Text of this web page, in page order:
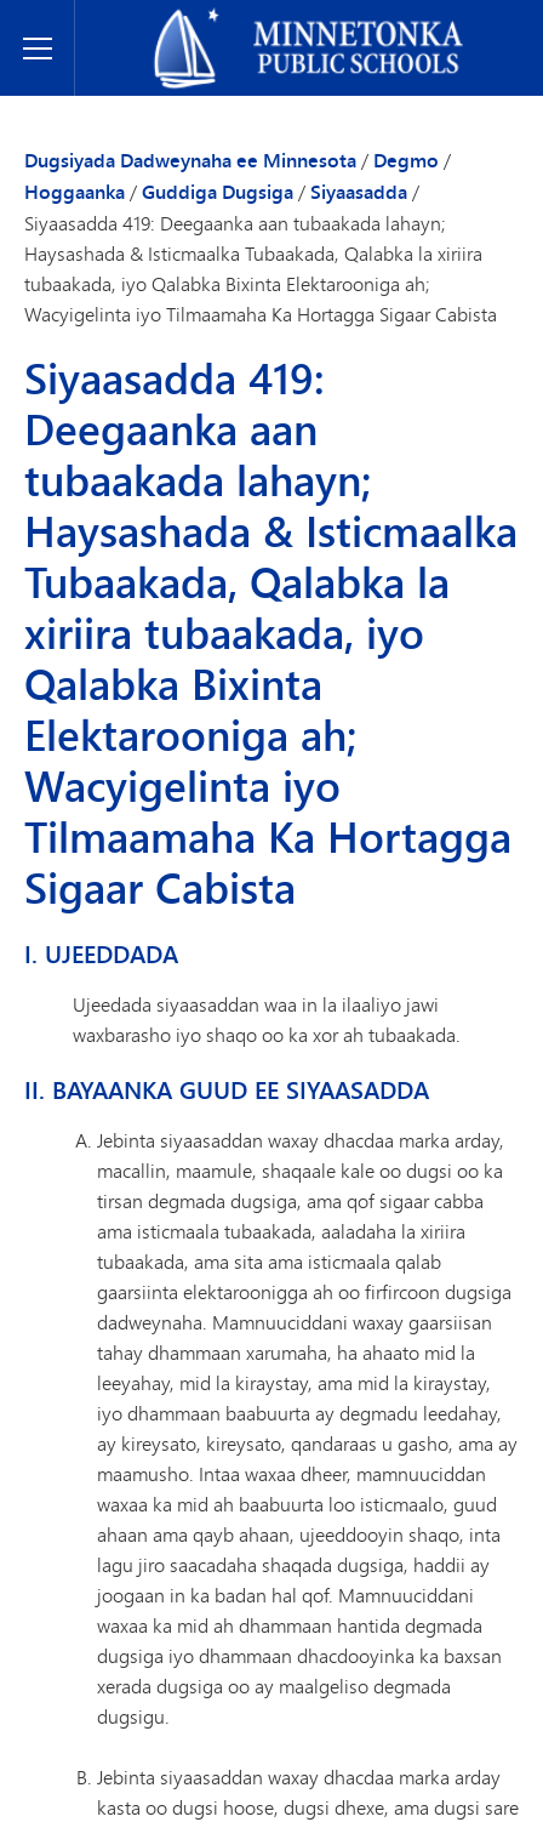
Toggle Menu
Dugsiyada Dadweynaha ee Minnetonka
Dugsiyada Dadweynaha ee Minnesota/ Degmo /
Hoggaanka/Guddiga Dugsiga/Siyaasadda/
Siyaasadda 419: Deegaanka aan tubaakada lahayn;
Haysashada & Isticmaalka Tubaakada, Qalabka la xiriira
tubaakada, iyo Qalabka Bixinta Elektarooniga ah;
Wacyigelinta iyo Tilmaamaha Ka Hortagga Sigaar Cabista
Siyaasadda 419:
Deegaanka aan
tubaakada lahayn;
Haysashada & Isticmaalka
Tubaakada, Qalabka la
xiriira tubaakada, iyo
Qalabka Bixinta
Elektarooniga ah;
Wacyigelinta iyo
Tilmaamaha Ka Hortagga
Sigaar Cabista
I. UJEEDDADA
Ujeedada siyaasaddan waa in la ilaaliyo jawi
waxbarasho iyo shaqo oo ka xor ah tubaakada.
II. BAYAANKA GUUD EE SIYAASADDA
Jebinta siyaasaddan waxay dhacdaa marka arday,
macallin, maamule, shaqaale kale oo dugsi oo ka
tirsan degmada dugsiga, ama qof sigaar cabba
ama isticmaala tubaakada, aaladaha la xiriira
tubaakada, ama sita ama isticmaala qalab
gaarsiinta elektaroonigga ah oo firfircoon dugsiga
dadweynaha. Mamnuuciddani waxay gaarsiisan
tahay dhammaan xarumaha, ha ahaato mid la
leeyahay, mid la kiraystay, ama mid la kiraystay,
iyo dhammaan baabuurta ay degmadu leedahay,
ay kireysato, kireysato, qandaraas u gasho, ama ay
maamusho. Intaa waxaa dheer, mamnuuciddan
waxaa ka mid ah baabuurta loo isticmaalo, guud
ahaan ama qayb ahaan, ujeeddooyin shaqo, inta
lagu jiro saacadaha shaqada dugsiga, haddii ay
joogaan in ka badan hal qof. Mamnuuciddani
waxaa ka mid ah dhammaan hantida degmada
dugsiga iyo dhammaan dhacdooyinka ka baxsan
xerada dugsiga oo ay maalgeliso degmada
dugsigu.
Jebinta siyaasaddan waxay dhacdaa marka arday
kasta oo dugsi hoose, dugsi dhexe, ama dugsi sare